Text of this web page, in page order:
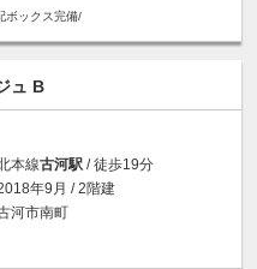
ボックス完備/
ュ B
本線古河駅 / 徒歩19分
年9月 / 2階建
河市南町